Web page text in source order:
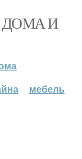
ДОМА И
мебель